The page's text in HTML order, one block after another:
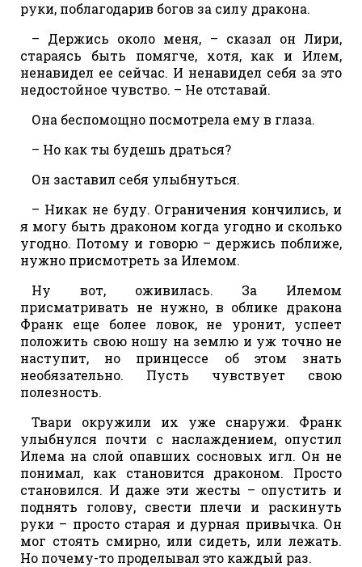
руки, поблагодарив богов за силу дракона.
– Держись около меня, – сказал он Лири,
стараясь быть помягче, хотя, как и Илем,
ненавидел ее сейчас. И ненавидел себя за это
недостойное чувство. – Не отставай.
Она беспомощно посмотрела ему в глаза.
– Но как ты будешь драться?
Он заставил себя улыбнуться.
– Никак не буду. Ограничения кончились, и
я могу быть драконом когда угодно и сколько
угодно. Потому и говорю – держись поближе,
нужно присмотреть за Илемом.
Ну вот, оживилась. За Илемом
присматривать не нужно, в облике дракона
Франк еще более ловок, не уронит, успеет
положить свою ношу на землю и уж точно не
наступит, но принцессе об этом знать
необязательно. Пусть чувствует свою
полезность.
Твари окружили их уже снаружи. Франк
улыбнулся почти с наслаждением, опустил
Илема на слой опавших сосновых игл. Он не
понимал, как становится драконом. Просто
становился. И даже эти жесты – опустить и
поднять голову, свести плечи и раскинуть
руки – просто старая и дурная привычка. Он
мог стоять смирно, или сидеть, или лежать.
Но почему-то проделывал это каждый раз.